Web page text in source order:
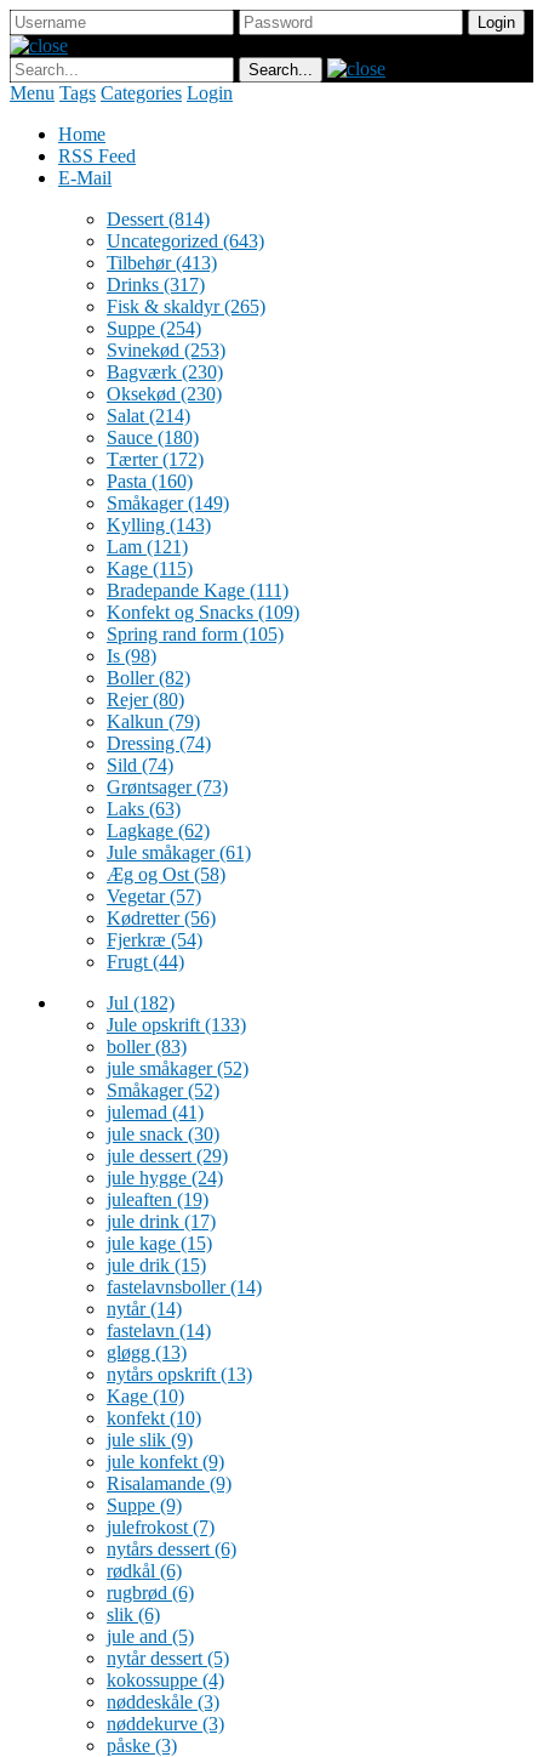
Menu Tags Categories Login
Home
RSS Feed
E-Mail
Dessert (814)
Uncategorized (643)
Tilbehør(413)
Drinks (317)
Fisk & skaldyr(265)
Suppe (254)
Svinekød (253)
Bagværk (230)
Oksekød (230)
Salat (214)
Sauce (180)
Tærter(172)
Pasta (160)
Småkager(149)
Kylling (143)
Lam (121)
Kage (115)
Bradepande Kage (111)
Konfekt og Snacks (109)
Spring rand form (105)
Is (98)
Boller(82)
Rejer(80)
Kalkun (79)
Dressing (74)
Sild (74)
Grøntsager(73)
Laks (63)
Lagkage (62)
Jule småkager(61)
Æg og Ost (58)
Vegetar(57)
Kødretter(56)
Fjerkræ (54)
Frugt (44)
Jul (182)
Jule opskrift (133)
boller(83)
jule småkager(52)
Småkager(52)
julemad (41)
jule snack (30)
jule dessert (29)
jule hygge (24)
juleaften (19)
jule drink (17)
jule kage (15)
jule drik (15)
fastelavnsboller(14)
nytår(14)
fastelavn (14)
gløgg (13)
nytårs opskrift (13)
Kage (10)
konfekt (10)
jule slik (9)
jule konfekt (9)
Risalamande (9)
Suppe (9)
julefrokost (7)
nytårs dessert (6)
rødkål (6)
rugbrød (6)
slik (6)
jule and (5)
nytår dessert (5)
kokossuppe (4)
nøddeskåle (3)
nøddekurve (3)
påske (3)